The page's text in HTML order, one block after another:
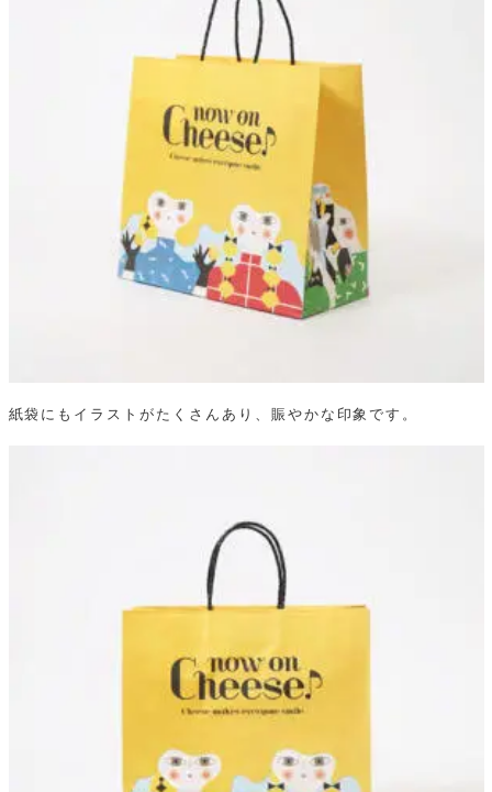
紙袋にもイラストがたくさんあり、賑やかな印象です。